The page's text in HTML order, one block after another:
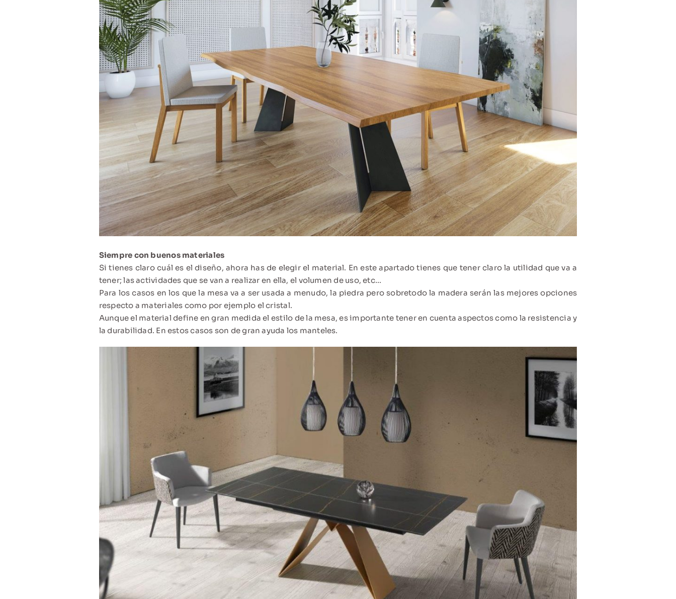
Siempre con buenos materiales
Si tienes claro cuál es el diseño, ahora has de elegir el material. En este apartado tienes que tener claro la utilidad que va a
tener; las actividades que se van a realizar en ella, el volumen de uso, etc…
Para los casos en los que la mesa va a ser usada a menudo, la piedra pero sobretodo la madera serán las mejores opciones
respecto a materiales como por ejemplo el cristal.
Aunque el material define en gran medida el estilo de la mesa, es importante tener en cuenta aspectos como la resistencia y
la durabilidad. En estos casos son de gran ayuda los manteles.